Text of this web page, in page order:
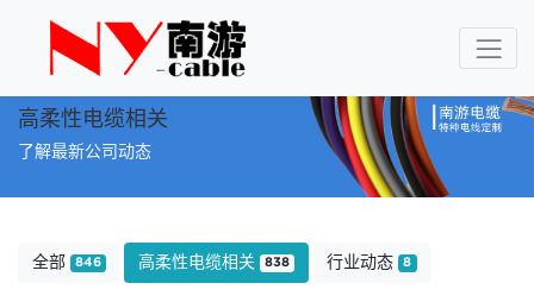
高柔性电缆相关
了解最新公司动态
全部 846 高柔性电缆相关 838 行业动态 8